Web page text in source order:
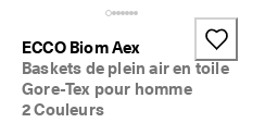
Soldes
Explorer
ECCO Biom Aex
Baskets de plein air en toile
Gore-Tex pour homme
2 Couleurs